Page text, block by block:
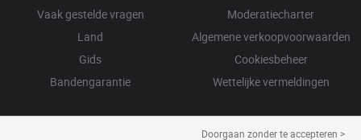
Vaak gestelde vragen
Land
Gids
Bandengarantie
Moderatiecharter
Algemene verkoopvoorwaarden
Cookiesbeheer
Wettelijke vermeldingen
Doorgaan zonder te accepteren >